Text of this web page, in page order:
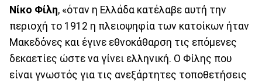
Νίκο Φίλη, «όταν η Ελλάδα κατέλαβε αυτή την
περιοχή το 1912 η πλειοψηφία των κατοίκων ήταν
Μακεδόνες και έγινε εθνοκάθαρση τις επόμενες
δεκαετίες ώστε να γίνει ελληνική. Ο Φίλης που
είναι γνωστός για τις ανεξάρτητες τοποθετήσεις